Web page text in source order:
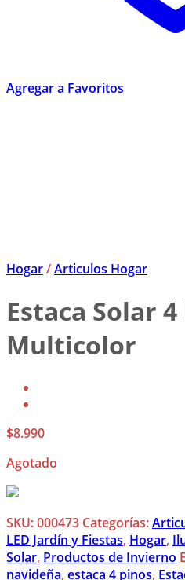
Agregar a Favoritos
Hogar/Articulos Hogar
Estaca Solar
Multicolor
$8.990
Agotado
SKU:000473 Categorías:
LED Jardín y Fiestas, Hogar,
Solar, Productos de Invierno
navideña, estaca 4 pinos,